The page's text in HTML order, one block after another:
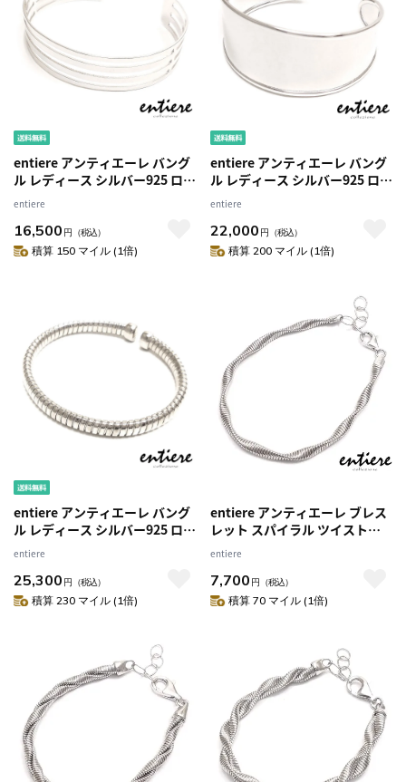
entiere アンティエーレ バング
ル レディース シルバー925 ロジ
ウムコーティング スリット
entiere
16,500 円 （税込）
積算 150 マイル (1倍)
entiere アンティエーレ バング
ル レディース シルバー925 ロジ
ウムコーティング エッジライン
entiere
22,000 円 （税込）
積算 200 マイル (1倍)
entiere アンティエーレ バング
ル レディース シルバー925 ロジ
ウムコーティング スネーク
entiere
25,300 円 （税込）
積算 230 マイル (1倍)
entiere アンティエーレ ブレス
レット スパイラル ツイスト
17.5＋3cm シルバー925 ロジウ
ムメッキ レディース
entiere
7,700 円 （税込）
積算 70 マイル (1倍)